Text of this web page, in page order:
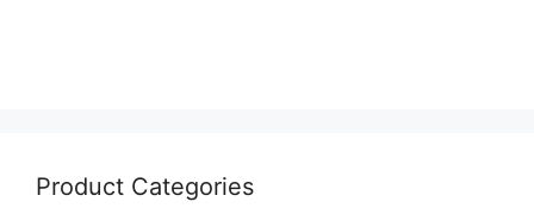
Product Categories